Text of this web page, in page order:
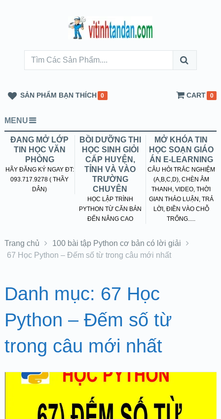
SẢN PHẨM BẠN THÍCH 0 CART 0
MENU
ĐANG MỞ LỚP
TIN HỌC VĂN
PHÒNG
HÃY ĐĂNG KÝ NGAY ĐT:
093.717.9278 ( THẦY
DÂN)
BỒI DƯỠNG THI
HỌC SINH GIỎI
CẤP HUYỆN,
TỈNH VÀ VÀO
TRƯỜNG
CHUYÊN
HỌC LẬP TRÌNH
PYTHON TỪ CĂN BẢN
ĐẾN NÂNG CAO
MỞ KHÓA TIN
HỌC SOẠN GIÁO
ÁN E-LEARNING
CÂU HỎI TRẮC NGHIỆM
(A,B,C,D), CHÈN ÂM
THANH, VIDEO, THỜI
GIAN THẢO LUẬN, TRẢ
LỜI, ĐIỀN VÀO CHỖ
TRỐNG.....
Trang chủ
100 bài tập Python cơ bản có lời giải
67 Học Python – Đếm số từ trong câu mới nhất
Danh mục: 67 Học
Python – Đếm số từ
trong câu mới nhất